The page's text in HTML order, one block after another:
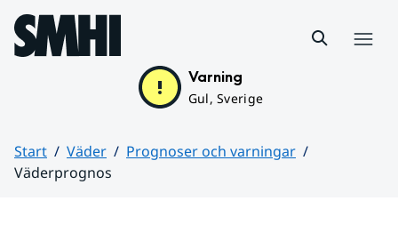
Hoppa till sidans innehåll
Varning
Gul, Sverige
Start Väder
Prognoser och varningar
Väderprognos